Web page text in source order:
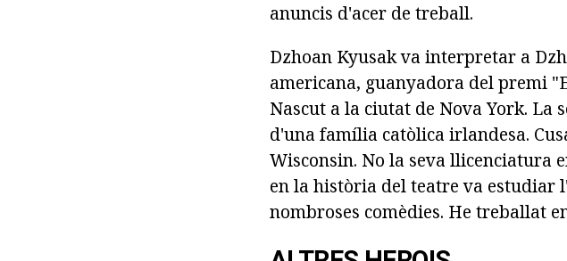
anuncis d'acer de treball.
Dzhoan Kyusak va interpretar a
americana, guanyadora del premi
Nascut a la ciutat de Nova York.
d'una família catòlica irlandesa.
Wisconsin. No la seva llicenciatura
en la història del teatre va estudiar
nombroses comèdies. He treballat